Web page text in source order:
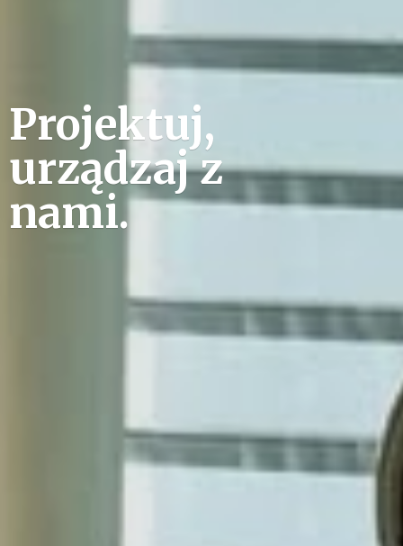
Projektuj,
urządzajz
nami.